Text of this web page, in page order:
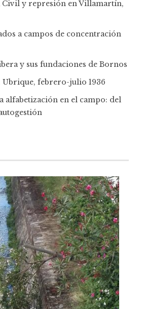
Civil y represión en Villamartín,
a campos de concentración
y sus fundaciones de Bornos
Ubrique, febrero-julio 1936
alfabetización en el campo: del